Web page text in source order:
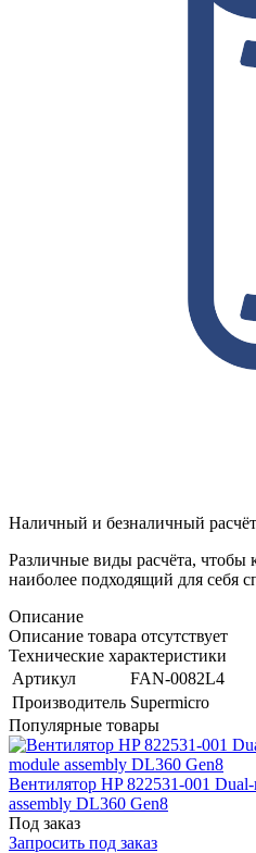
Наличный и безналичный расчёт
Различные виды расчёта, чтобы
наиболее подходящий для себя
Описание
Описание товара отсутствует
Технические характеристики
Артикул
FAN-0082L4
Производитель Supermicro
Популярные товары
Вентилятор HP 822531-001
assembly DL360 Gen8
Под заказ
Запросить под заказ